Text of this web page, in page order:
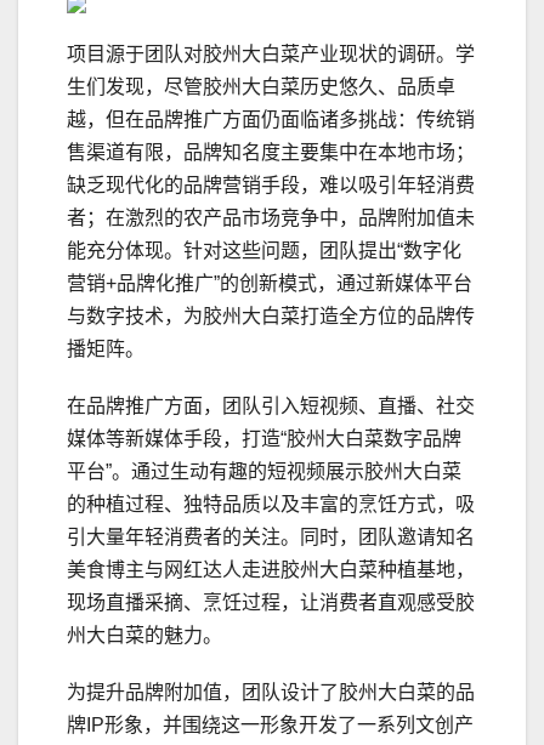
项目源于团队对胶州大白菜产业现状的调研。学
生们发现，尽管胶州大白菜历史悠久、品质卓
越，但在品牌推广方面仍面临诸多挑战：传统销
售渠道有限，品牌知名度主要集中在本地市场；
缺乏现代化的品牌营销手段，难以吸引年轻消费
者；在激烈的农产品市场竞争中，品牌附加值未
能充分体现。针对这些问题，团队提出“数字化
营销+品牌化推广”的创新模式，通过新媒体平台
与数字技术，为胶州大白菜打造全方位的品牌传
播矩阵。
在品牌推广方面，团队引入短视频、直播、社交
媒体等新媒体手段，打造“胶州大白菜数字品牌
平台”。通过生动有趣的短视频展示胶州大白菜
的种植过程、独特品质以及丰富的烹饪方式，吸
引大量年轻消费者的关注。同时，团队邀请知名
美食博主与网红达人走进胶州大白菜种植基地，
现场直播采摘、烹饪过程，让消费者直观感受胶
州大白菜的魅力。
为提升品牌附加值，团队设计了胶州大白菜的品
牌IP形象，并围绕这一形象开发了一系列文创产